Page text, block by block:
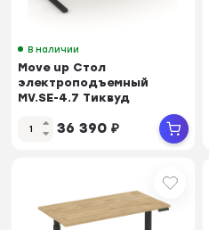
В наличии
Move up Стол
электроподъемный
MV.SE-4.7 Тиквуд
Светлый/Металл Черный
1580*720...
36 390 ₽